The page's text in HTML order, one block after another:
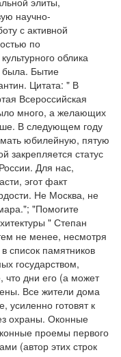
научно-
с активной
по
облика
Бытие
Цитата: " В
Всероссийская
много, а желающих
В следующем году
юбилейную, пятую
закрепляется статус
Для нас,
эгот факт
Не Москва, не
"Помогите
" Степан
не менее, несмотря
список памятников
государством,
что дни его (а может
Все жители дома
усиленно готовят к
охраны. Оконные
проемы первого
(автор этих строк